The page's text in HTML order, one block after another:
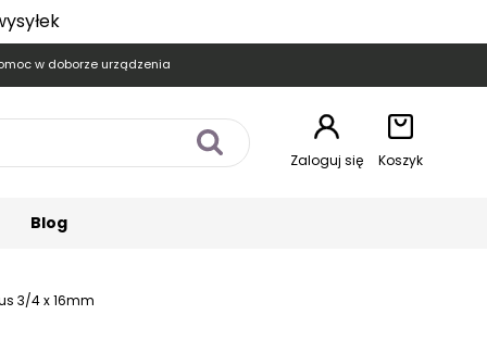
w doborze urządzenia
Zaloguj się Koszyk
Blog
3/4 x 16mm